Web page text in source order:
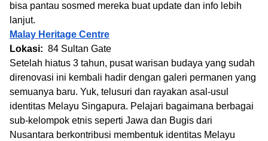
bisa pantau sosmed mereka buat update dan info lebih
lanjut.
Malay Heritage Centre
Lokasi: 84 Sultan Gate
Setelah hiatus 3 tahun, pusat warisan budaya yang sudah
direnovasi ini kembali hadir dengan galeri permanen yang
semuanya baru. Yuk, telusuri dan rayakan asal-usul
identitas Melayu Singapura. Pelajari bagaimana berbagai
sub-kelompok etnis seperti Jawa dan Bugis dari
Nusantara berkontribusi membentuk identitas Melayu